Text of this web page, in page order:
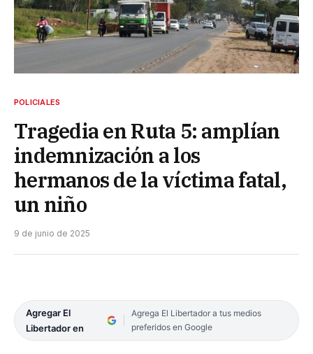
POLICIALES
Tragedia en Ruta 5: amplían
indemnización a los
hermanos de la víctima fatal,
un niño
9 de junio de 2025
Agregar El
Libertador en
Agrega El Libertador a tus medios
preferidos en Google